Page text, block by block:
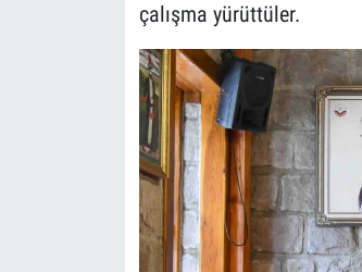
çalışma yürüttüler.